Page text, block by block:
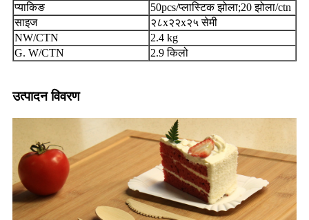
प्याकिङ
50pcs/प्लास्टिक झोला;20 झोला/ctn
साइज
२८x२२x२५ सेमी
NW/CTN
2.4 kg
G. W/CTN
2.9 किलो
उत्पादन विवरण